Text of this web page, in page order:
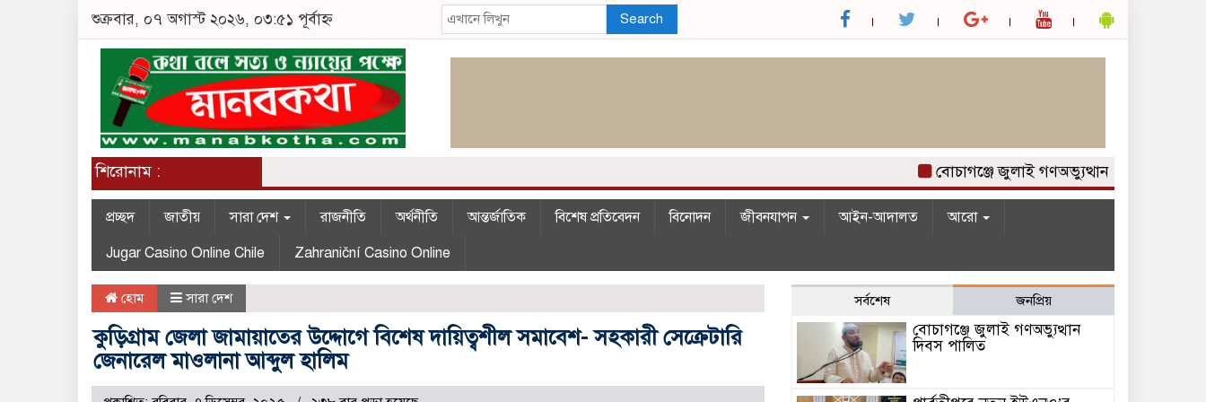
শুক্রবার, ০৭ অগাস্ট ২০২৬, ০৩:৫১ পূর্বাহ্ন Search
শিরোনাম : বোচাগঞ্জে জুলাই গণঅভ্যুত্থান দিবস পালিত
প্রচ্ছদ জাতীয় সারা দেশ রাজনীতি অর্থনীতি আন্তর্জাতিক বিশেষ প্রতিবেদন বিনোদন জীবনযাপন আইন-আদালত
আরো
Jugar Casino Online Chile
Zahraniční Casino Online
হোম সারা দেশ
কুড়িগ্রাম জেলা জামায়াতের উদ্দোগে বিশেষ দায়িত্বশীল সমাবেশ- সহকারী সেক্রেটারি
জেনারেল মাওলানা আব্দুল হালিম
সর্বশেষ জনপ্রিয়
বোচাগঞ্জে জুলাই গণঅভ্যুত্থান
দিবস পালিত